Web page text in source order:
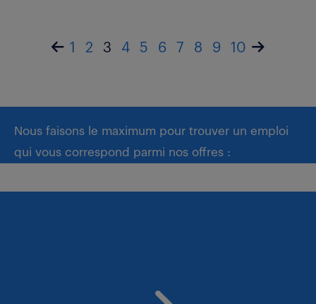
1 2 3 4 5 6 7 8 9 10
Nous faisons le maximum pour trouver un emploi
qui vous correspond parmi nos offres :